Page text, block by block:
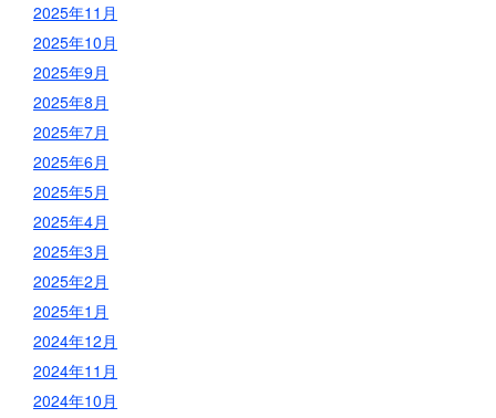
2025年11月
2025年10月
2025年9月
2025年8月
2025年7月
2025年6月
2025年5月
2025年4月
2025年3月
2025年2月
2025年1月
2024年12月
2024年11月
2024年10月